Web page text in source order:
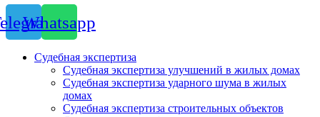
Whatsapp
Судебная экспертиза
Судебная экспертиза улучшений в жилых домах
Судебная экспертиза ударного шума в жилых
домах
Судебная экспертиза строительных объектов